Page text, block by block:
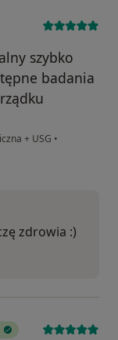
szybko
badania
+ USG •
zdrowia :)